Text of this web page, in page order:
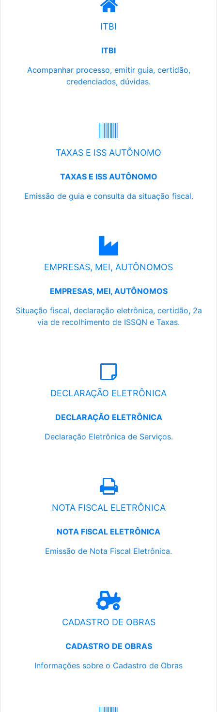
ITBI
ITBI
Acompanhar processo, emitir guia, certidão,
credenciados, dúvidas.
TAXAS E ISS AUTÔNOMO
TAXAS E ISS AUTÔNOMO
Emissão de guia e consulta da situação fiscal.
EMPRESAS, MEI, AUTÔNOMOS
EMPRESAS, MEI, AUTÔNOMOS
Situação fiscal, declaração eletrônica, certidão, 2a
via de recolhimento de ISSQN e Taxas.
DECLARAÇÃO ELETRÔNICA
DECLARAÇÃO ELETRÔNICA
Declaração Eletrônica de Serviços.
NOTA FISCAL ELETRÔNICA
NOTA FISCAL ELETRÔNICA
Emissão de Nota Fiscal Eletrônica.
CADASTRO DE OBRAS
CADASTRO DE OBRAS
Informações sobre o Cadastro de Obras